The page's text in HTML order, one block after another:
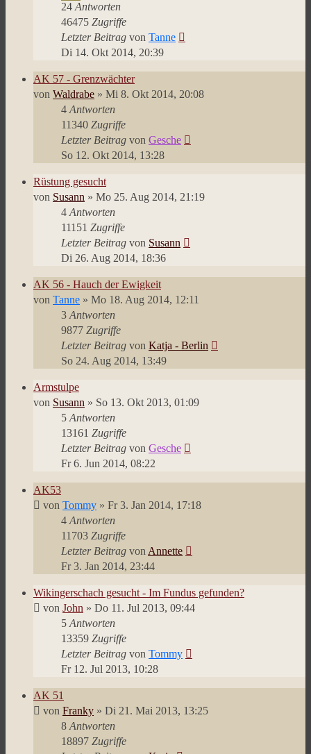
24Antworten
46475 Zugriffe
Letzter Beitrag von Tanne
Di 14. Okt 2014, 20:39
AK 57 - Grenzwächter
von Waldrabe » Mi 8. Okt 2014, 20:08
4Antworten
11340 Zugriffe
Letzter Beitrag von Gesche
So 12. Okt 2014, 13:28
Rüstung gesucht
von Susann » Mo 25. Aug 2014, 21:19
4Antworten
11151 Zugriffe
Letzter Beitrag von Susann
Di 26. Aug 2014, 18:36
AK 56 - Hauch der Ewigkeit
von Tanne » Mo 18. Aug 2014, 12:11
3Antworten
9877 Zugriffe
Letzter Beitrag von Katja - Berlin
So 24. Aug 2014, 13:49
Armstulpe
von Susann » So 13. Okt 2013, 01:09
5Antworten
13161 Zugriffe
Letzter Beitrag von Gesche
Fr 6. Jun 2014, 08:22
AK53
von Tommy » Fr 3. Jan 2014, 17:18
4Antworten
11703 Zugriffe
Letzter Beitrag vonAnnette
Fr 3. Jan 2014, 23:44
Wikingerschach gesucht - Im Fundus gefunden?
von John » Do 11. Jul 2013, 09:44
5Antworten
13359 Zugriffe
Letzter Beitrag von Tommy
Fr 12. Jul 2013, 10:28
AK 51
von Franky » Di 21. Mai 2013, 13:25
8Antworten
18897 Zugriffe